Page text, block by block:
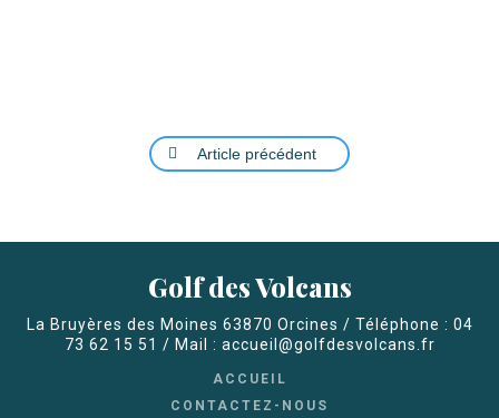
Article précédent
Golf des Volcans
La Bruyères des Moines 63870 Orcines / Téléphone : 04
73 62 15 51 / Mail : accueil@golfdesvolcans.fr
ACCUEIL
CONTACTEZ-NOUS